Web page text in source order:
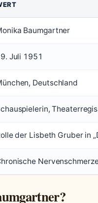
Baumgartner
Juli 1951
Deutschland
der Lisbeth Gruber in